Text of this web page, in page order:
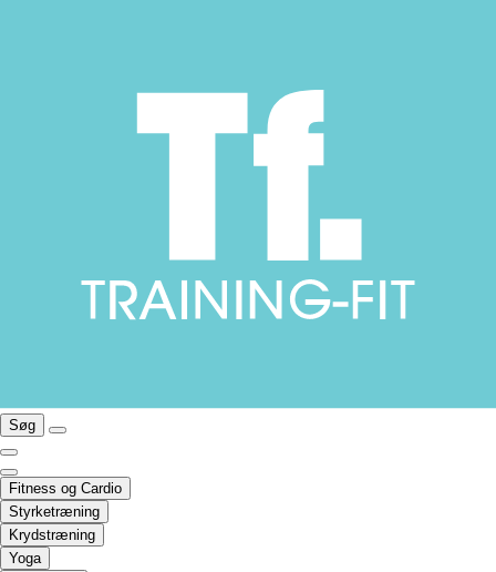
Søg
Fitness og Cardio
Styrketræning
Krydstræning
Yoga